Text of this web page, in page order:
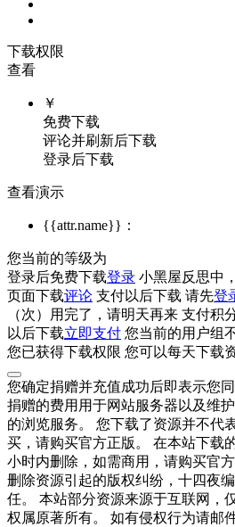
下载权限
查看
￥
免费下载
评论并刷新后下载
登录后下载
查看演示
{{attr.name}}：
您当前的等级为
登录后免费下载登录 小黑屋反思中
页面下载评论 支付以后下载 请先登
（次）用完了，请明天再来 支付积
以后下载立即支付 您当前的用户组
您已获得下载权限 您可以每天下载
您确定捐赠并充值成功后即表示您
捐赠的费用用于网站服务器以及维
的浏览服务。 您下载了资源并不代
买，请购买官方正版。 在本站下载
小时内删除，如需商用，请购买官
删除资源引起的版权纠纷，十四夜
任。 本站部分资源来源于互联网，
权属原著所有。 如有侵权行为请邮件